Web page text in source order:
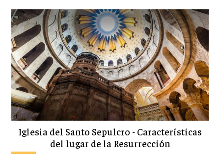
Iglesia del Santo Sepulcro - Características
del lugar de la Resurrección